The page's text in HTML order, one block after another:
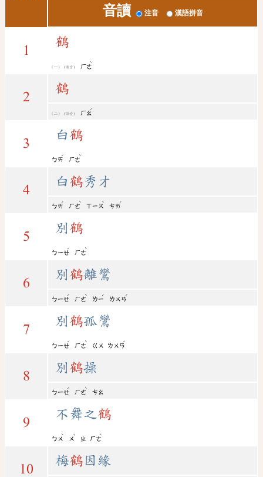
音讀 注音 漢語拼音
1
鶴
(讀音) ㄏㄜ
ˋ
2
鶴
(語音) ㄏㄠ
ˊ
3
白鶴
ㄅㄞ
ˊ
ㄏㄜ
ˋ
4
白鶴秀才
ㄅㄞ
ˊ
ㄏㄜ
ˋ
ㄒㄧㄡ
ˋ
ㄘㄞ
ˊ
5
別鶴
ㄅㄧㄝ
ˊ
ㄏㄜ
ˋ
6
別鶴離鸞
ㄅㄧㄝ
ˊ
ㄏㄜ
ˋ
ㄌㄧ
ˊ
ㄌㄨㄢ
ˊ
7
別鶴孤鸞
ㄅㄧㄝ
ˊ
ㄏㄜ
ˋ
ㄍㄨ ㄌㄨㄢ
ˊ
8
別鶴操
ㄅㄧㄝ
ˊ
ㄏㄜ
ˋ
ㄘㄠ
9
不舞之鶴
ㄅㄨ
ˋ
ㄨ
ˇ
ㄓ ㄏㄜ
ˋ
10
梅鶴 因緣